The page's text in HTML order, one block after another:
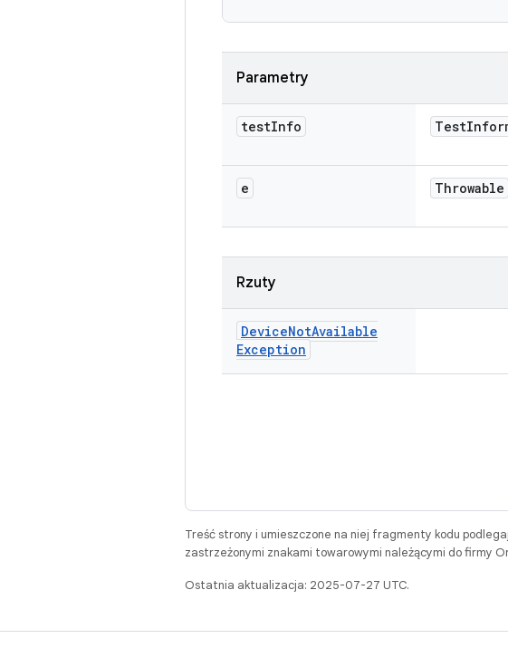
Parametry
testInfo Test
e Throwable
Rzuty
DeviceNotAvailable
Exception
Treść strony i umieszczone na niej fragmenty kodu
zastrzeżonymi znakami towarowymi należącymi do firmy
Ostatnia aktualizacja: 2025-07-27 UTC.